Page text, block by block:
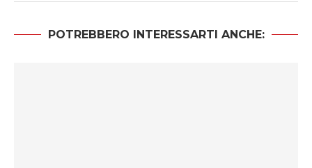
POTREBBERO INTERESSARTI ANCHE: